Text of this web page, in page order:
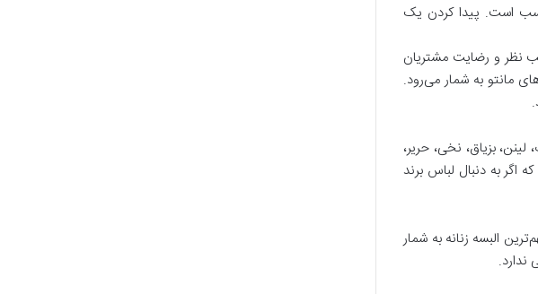
است. پیدا کردن یک
نظر و رضایت مشتریان
مانتو به شمار می‌رود.
بزیاق، نخی، حریر،
اگر به دنبال لباس برند
البسه زنانه به شمار